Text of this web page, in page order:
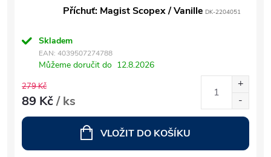
Příchuť: Magist Scopex / Vanille DK-2204051
Skladem
EAN: 4039507274788
Můžeme doručit do 12.8.2026
279 Kč
89 Kč/ ks
VLOŽIT DO KOŠÍKU